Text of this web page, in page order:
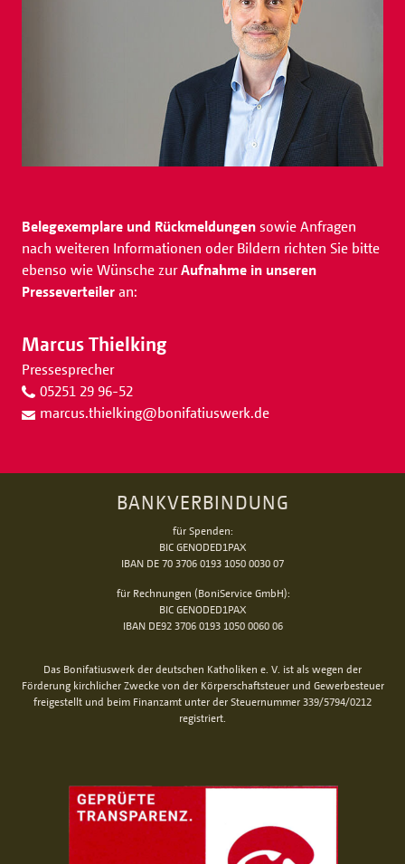
Belegexemplare und Rückmeldungen sowie Anfragen
nach weiteren Informationen oder Bildern richten Sie bitte
ebenso wie Wünsche zurAufnahme in unseren
Presseverteiler an:
Marcus Thielking
Pressesprecher
05251 29 96-52
marcus.thielking@bonifatiuswerk.de
BANKVERBINDUNG
für Spenden:
BIC GENODED1PAX
IBAN DE 70 3706 0193 1050 0030 07
für Rechnungen (BoniService GmbH):
BIC GENODED1PAX
IBAN DE92 3706 0193 1050 0060 06
Das Bonifatiuswerk der deutschen Katholiken e. V. ist als wegen der
Förderung kirchlicher Zwecke von der Körperschaftsteuer und Gewerbesteuer
freigestellt und beim Finanzamt unter der Steuernummer 339/5794/0212
registriert.